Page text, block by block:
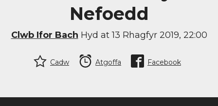
Nefoedd
Clwb Ifor Bach Hyd at 13 Rhagfyr 2019, 22:00
Cadw Atgoffa Facebook